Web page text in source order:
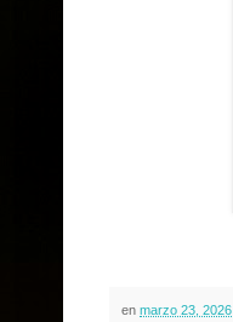
en marzo 23, 2026